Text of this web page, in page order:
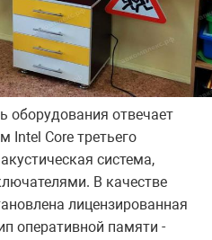
оборудования отвечает
Core третьего
система,
В качестве
лицензированная
оперативной памяти -